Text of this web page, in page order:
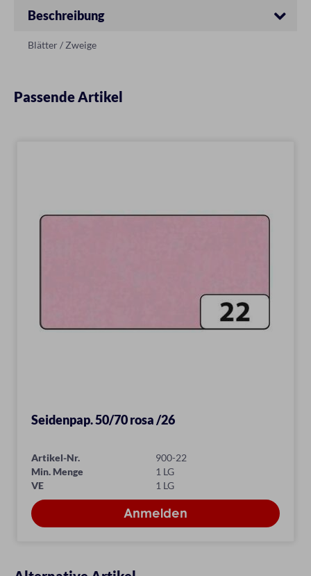
Beschreibung
Blätter / Zweige
Passende Artikel
Seidenpap. 50/70 rosa /26
Artikel-Nr.
900-22
Min. Menge
1 LG
VE
1 LG